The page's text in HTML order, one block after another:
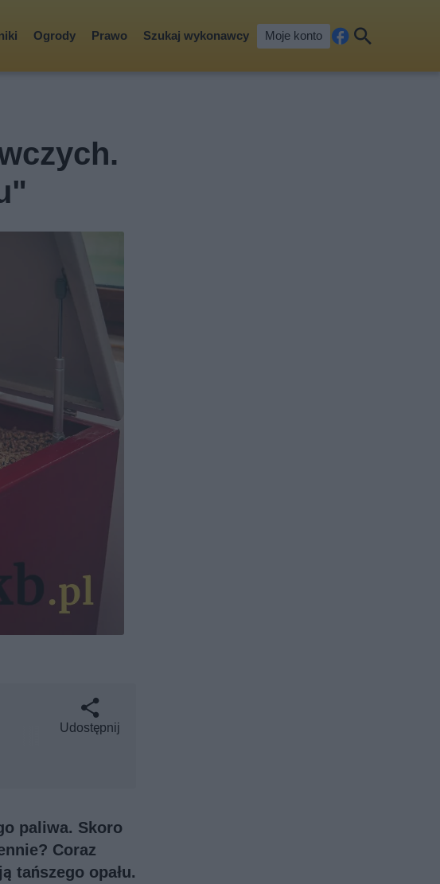
Ogrody Prawo Szukaj wykonawcy Moje konto
cebkaj
Udostępnij
paliwa. Skoro
Coraz
tańszego opału.